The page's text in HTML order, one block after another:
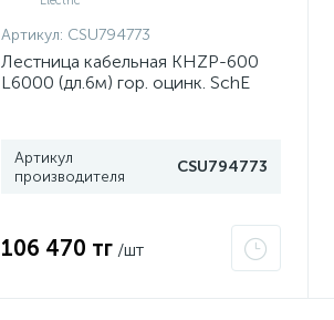
Артикул: CSU794773
Лестница кабельная KHZP-600
L6000 (дл.6м) гор. оцинк. SchE
Артикул
производителя
CSU794773
106 470 тг /шт